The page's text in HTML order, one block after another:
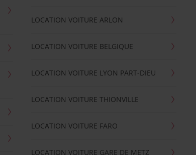
LOCATION VOITURE ARLON
LOCATION VOITURE BELGIQUE
LOCATION VOITURE LYON PART-DIEU
LOCATION VOITURE THIONVILLE
LOCATION VOITURE FARO
LOCATION VOITURE GARE DE METZ